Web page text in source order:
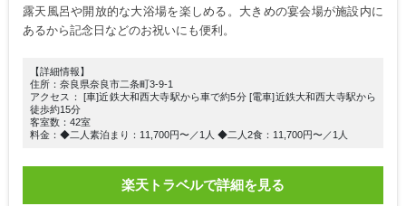
露天風呂や開放的な大浴場を楽しめる。大きめの宴会場が施設内に
あるから記念日などのお祝いにも便利。
【詳細情報】
住所：奈良県奈良市二条町3-9-1
アクセス： [車]近鉄大和西大寺駅から車で約5分 [電車]近鉄大和西大寺駅から
徒歩約15分
客室数：42室
料金：◆二人素泊まり：11,700円〜／1人 ◆二人2食：11,700円〜／1人
楽天トラベルで詳細を見る